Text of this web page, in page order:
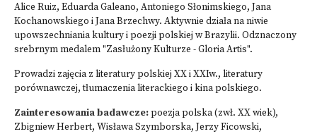
Alice Ruiz, Eduarda Galeano, Antoniego Słonimskiego, Jana
Kochanowskiego i Jana Brzechwy. Aktywnie działa na niwie
upowszechniania kultury i poezji polskiej w Brazylii. Odznaczony
srebrnym medalem "Zasłużony Kulturze - Gloria Artis".
Prowadzi zajęcia z literatury polskiej XX i XXIw., literatury
porównawczej, tłumaczenia literackiego i kina polskiego.
Zainteresowania badawcze:poezja polska (zwł. XX wiek),
Zbigniew Herbert, Wisława Szymborska, Jerzy Ficowski,